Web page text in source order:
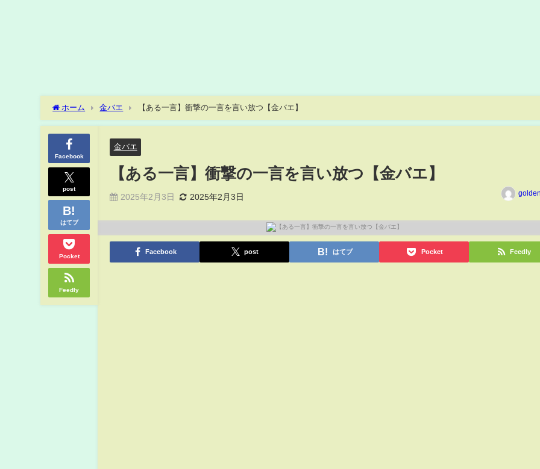
ホーム 金バエ 【ある一言】衝撃の一言を言い放つ【金バエ】
Facebook
post
はてブ
Pocket
Feedly
金バエ
【ある一言】衝撃の一言を言い放つ【金バエ】
2025年2月3日 2025年2月3日
Facebook post はてブ Pocket Feedly